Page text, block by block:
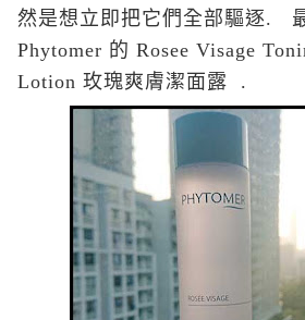
然是想立即把它們全部驅逐.
Phytomer 的 Rosee Visage
Lotion 玫瑰爽膚潔面露 .